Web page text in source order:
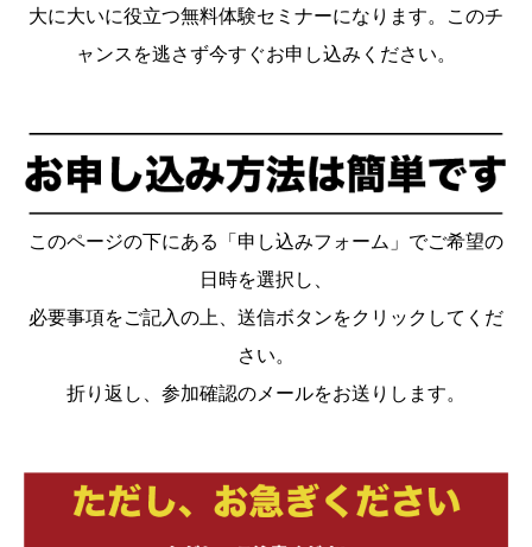
大に大いに役立つ無料体験セミナーになります。このチ
ャンスを逃さず今すぐお申し込みください。
このページの下にある「申し込みフォーム」でご希望の
日時を選択し、
必要事項をご記入の上、送信ボタンをクリックしてくだ
さい。
折り返し、参加確認のメールをお送りします。